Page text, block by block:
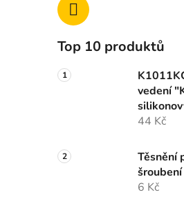
Top 10 produktů
vedení
44 Kč
Těsnění
6 Kč